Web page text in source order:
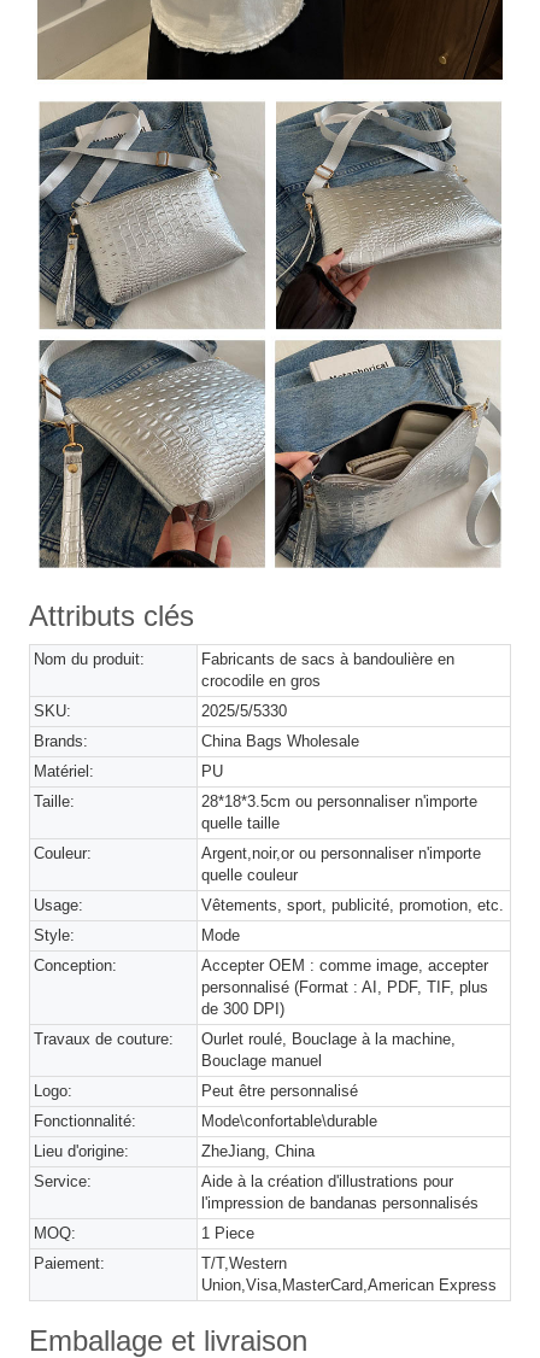
Attributs clés
Nom du produit:
Fabricants de sacs à bandoulière en
crocodile en gros
SKU:
2025/5/5330
Brands:
China Bags Wholesale
Matériel:
PU
Taille:
28*18*3.5cm ou personnaliser n'importe
quelle taille
Couleur:
Argent,noir,or ou personnaliser n'importe
quelle couleur
Usage:
Vêtements, sport, publicité, promotion, etc.
Style:
Mode
Conception:
Accepter OEM : comme image, accepter
personnalisé (Format : AI, PDF, TIF, plus
de 300 DPI)
Travaux de couture:
Ourlet roulé, Bouclage à la machine,
Bouclage manuel
Logo:
Peut être personnalisé
Fonctionnalité:
Mode\confortable\durable
Lieu d'origine:
ZheJiang, China
Service:
Aide à la création d'illustrations pour
l'impression de bandanas personnalisés
MOQ:
1 Piece
Paiement:
T/T,Western
Union,Visa,MasterCard,American Express
Emballage et livraison